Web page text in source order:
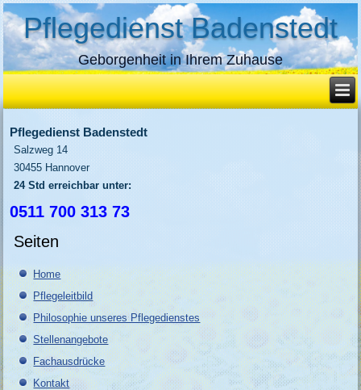
Pflegedienst Badenstedt
Geborgenheit in Ihrem Zuhause
Pflegedienst Badenstedt
Salzweg 14
30455 Hannover
24 Std erreichbar unter:
0511 700 313 73
Seiten
Home
Pflegeleitbild
Philosophie unseres Pflegedienstes
Stellenangebote
Fachausdrücke
Kontakt